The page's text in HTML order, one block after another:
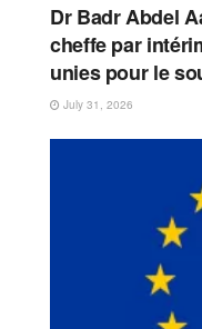
Dr Badr Abdel
cheffe par
unies pour le
July 31, 2026